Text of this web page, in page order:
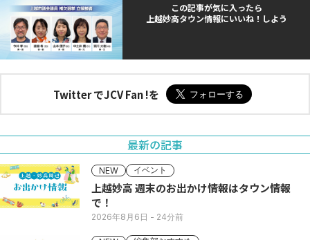
この記事が気に入ったら
上越妙高タウン情報にいいね！しよう
Twitter でJCV Fan !を
最新の記事
NEW イベント
上越妙高 週末のお出かけ情報はタウン情報
で！
2026年8月6日 - 24分前